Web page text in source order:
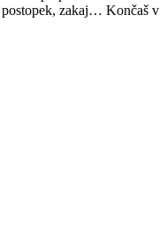
postopek, zakaj… Končaš v